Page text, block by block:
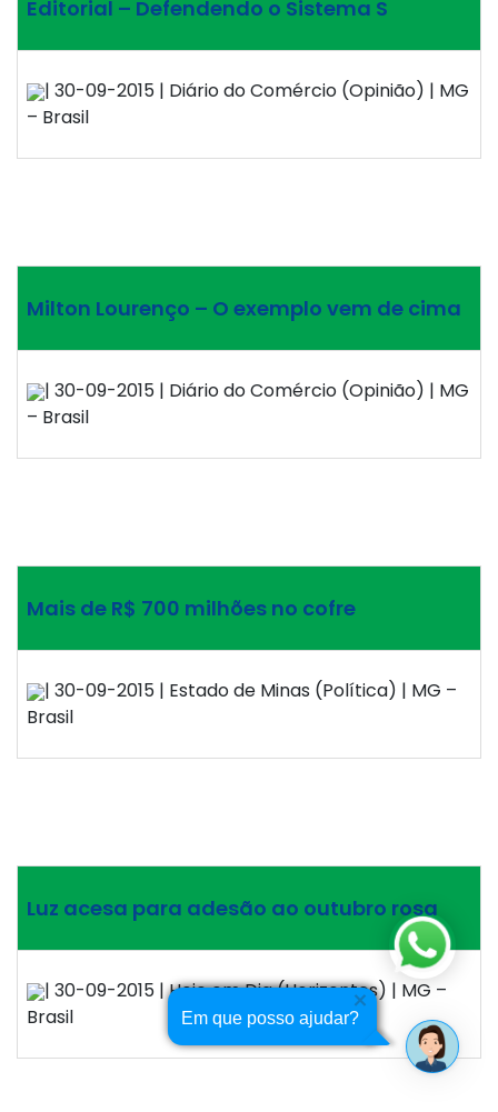
Em que posso ajudar?
Editorial – Defendendo o Sistema S
| 30-09-2015 | Diário do Comércio (Opinião) | MG
– Brasil
Milton Lourenço – O exemplo vem de cima
| 30-09-2015 | Diário do Comércio (Opinião) | MG
– Brasil
Mais de R$ 700 milhões no cofre
| 30-09-2015 | Estado de Minas (Política) | MG –
Brasil
Luz acesa para adesão ao outubro rosa
| 30-09-2015 | Hoje em Dia (Horizontes) | MG –
Brasil